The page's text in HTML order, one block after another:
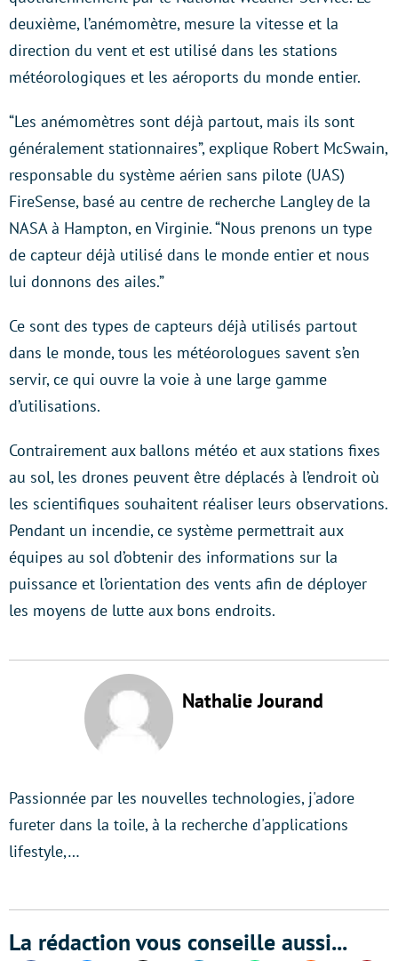
deuxième, l’anémomètre, mesure la vitesse et la
direction du vent et est utilisé dans les stations
météorologiques et les aéroports du monde entier.
“Les anémomètres sont déjà partout, mais ils sont
généralement stationnaires”, explique Robert McSwain,
responsable du système aérien sans pilote (UAS)
FireSense, basé au centre de recherche Langley de la
NASA à Hampton, en Virginie. “Nous prenons un type
de capteur déjà utilisé dans le monde entier et nous
lui donnons des ailes.”
Ce sont des types de capteurs déjà utilisés partout
dans le monde, tous les météorologues savent s’en
servir, ce qui ouvre la voie à une large gamme
d’utilisations.
Contrairement aux ballons météo et aux stations fixes
au sol, les drones peuvent être déplacés à l’endroit où
les scientifiques souhaitent réaliser leurs observations.
Pendant un incendie, ce système permettrait aux
équipes au sol d’obtenir des informations sur la
puissance et l’orientation des vents afin de déployer
les moyens de lutte aux bons endroits.
Nathalie Jourand
Passionnée par les nouvelles technologies, j'adore
fureter dans la toile, à la recherche d'applications
lifestyle,…
La rédaction vous conseille aussi...